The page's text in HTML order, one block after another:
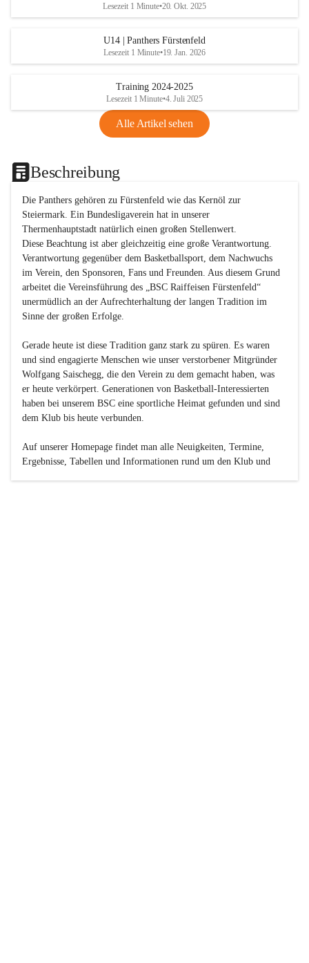
Lesezeit 1 Minute•20. Okt. 2025
U14 | Panthers Fürstenfeld
Lesezeit 1 Minute•19. Jan. 2026
Training 2024-2025
Lesezeit 1 Minute•4. Juli 2025
Alle Artikel sehen
Beschreibung
Die Panthers gehören zu Fürstenfeld wie das Kernöl zur
Steiermark. Ein Bundesligaverein hat in unserer
Thermenhauptstadt natürlich einen großen Stellenwert.
Diese Beachtung ist aber gleichzeitig eine große Verantwortung.
Verantwortung gegenüber dem Basketballsport, dem Nachwuchs
im Verein, den Sponsoren, Fans und Freunden. Aus diesem Grund
arbeitet die Vereinsführung des „BSC Raiffeisen Fürstenfeld“
unermüdlich an der Aufrechterhaltung der langen Tradition im
Sinne der großen Erfolge.
Gerade heute ist diese Tradition ganz stark zu spüren. Es waren
und sind engagierte Menschen wie unser verstorbener Mitgründer
Wolfgang Saischegg, die den Verein zu dem gemacht haben, was
er heute verkörpert. Generationen von Basketball-Interessierten
haben bei unserem BSC eine sportliche Heimat gefunden und sind
dem Klub bis heute verbunden.
Auf unserer Homepage findet man alle Neuigkeiten, Termine,
Ergebnisse, Tabellen und Informationen rund um den Klub und